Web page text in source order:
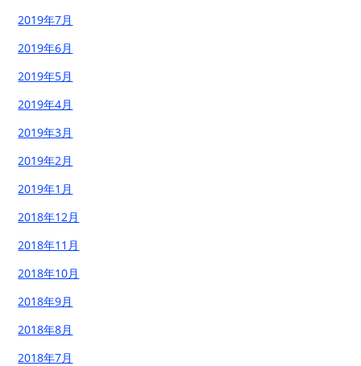
2019年7月
2019年6月
2019年5月
2019年4月
2019年3月
2019年2月
2019年1月
2018年12月
2018年11月
2018年10月
2018年9月
2018年8月
2018年7月